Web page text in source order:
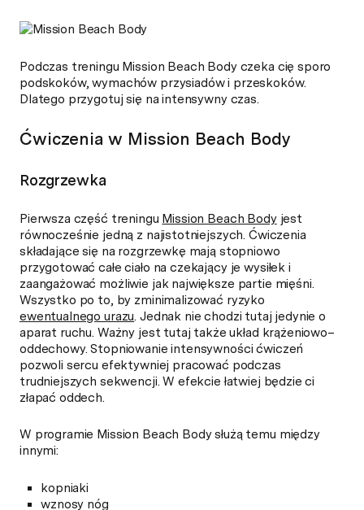
Podczas treningu Mission Beach Body czeka cię sporo
podskoków, wymachów przysiadów i przeskoków.
Dlatego przygotuj się na intensywny czas.
Ćwiczenia w Mission Beach Body
Rozgrzewka
Pierwsza część treningu Mission Beach Bodyjest
równocześnie jedną z najistotniejszych. Ćwiczenia
składające się na rozgrzewkę mają stopniowo
przygotować całe ciało na czekający je wysiłek i
zaangażować możliwie jak największe partie mięśni.
Wszystko po to, by zminimalizować ryzyko
ewentualnego urazu. Jednak nie chodzi tutaj jedynie o
aparat ruchu. Ważny jest tutaj także układ krążeniowo–
oddechowy. Stopniowanie intensywności ćwiczeń
pozwoli sercu efektywniej pracować podczas
trudniejszych sekwencji. W efekcie łatwiej będzie ci
złapać oddech.
W programie Mission Beach Body służą temu między
innymi:
kopniaki
wznosy nóg